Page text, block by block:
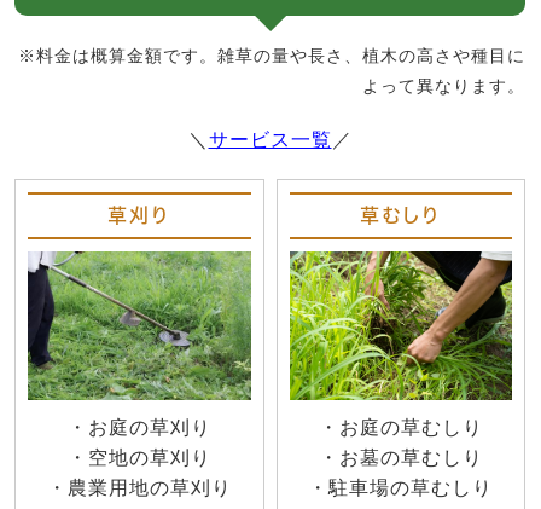
※料金は概算金額です。雑草の量や長さ、植木の高さや種目に
よって異なります。
＼ サービス一覧 ／
草刈り
・お庭の草刈り
・空地の草刈り
・農業用地の草刈り
草むしり
・お庭の草むしり
・お墓の草むしり
・駐車場の草むしり